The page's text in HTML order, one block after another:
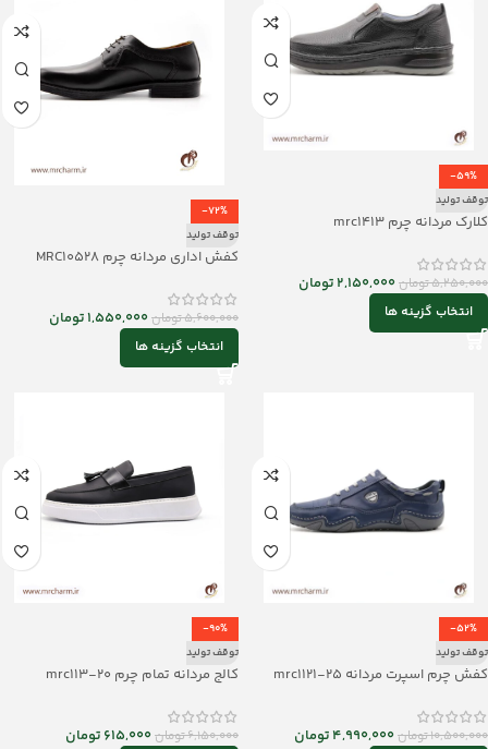
-59%
توقف تولید
کلارک مردانه چرم mrc1413
5,250,000تومان2,150,000تومان
انتخاب گزینه ها
-72%
توقف تولید
کفش اداری مردانه چرم MRC10528
5,600,000تومان1,550,000تومان
انتخاب گزینه ها
-52%
توقف تولید
کفش چرم اسپرت مردانه mrc1121-25
10,500,000تومان4,990,000تومان
-90%
توقف تولید
کالج مردانه تمام چرم mrc113-20
6,150,000تومان615,000 تومان